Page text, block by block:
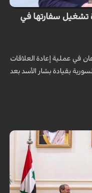
تشغيل سفارتها في
في عملية إعادة العلاقات
بقيادة بشار الأسد بعد